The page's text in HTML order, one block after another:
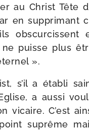
au Christ Tête
en sup­pri­mant
obs­cur­cissent
puisse plus
».
s’il a éta­bli
a aus­si
vicaire. C’est
suprême